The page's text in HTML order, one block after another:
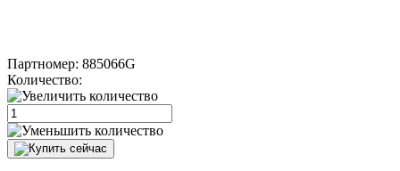
Партномер: 885066G
Количество: